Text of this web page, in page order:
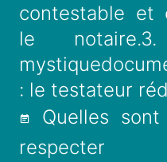
contestable et
le
: le testateur
Quelles